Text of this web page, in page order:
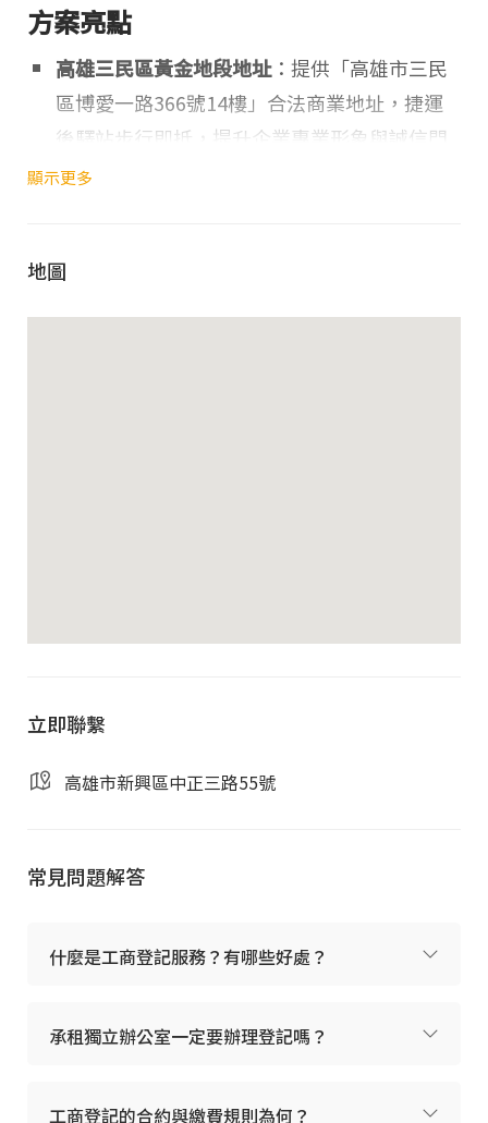
方案亮點
高雄三民區黃金地段地址：提供「高雄市三民
區博愛一路366號14樓」合法商業地址，捷運
後驛站步行即抵，提升企業專業形象與誠信門
面。
權。
專業行政支援與信件代收：由專屬櫃台人員代
1 個月租金。
繳費規則：採取「半年繳」制（每半年繳費乙
2 小時，則依照場館單日使用收費標準計費。
顯示更多
地圖
立即聯繫
高雄市新興區中正三路55號
常見問題解答
什麼是工商登記服務？有哪些好處？
承租獨立辦公室一定要辦理登記嗎？
工商登記的合約與繳費規則為何？